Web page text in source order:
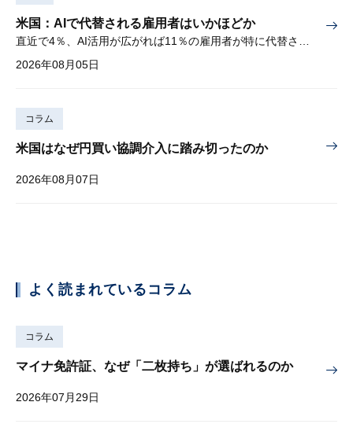
米国：AIで代替される雇用者はいかほどか
直近で4％、AI活用が広がれば11％の雇用者が特に代替されやすい
2026年08月05日
コラム
米国はなぜ円買い協調介入に踏み切ったのか
2026年08月07日
よく読まれているコラム
コラム
マイナ免許証、なぜ「二枚持ち」が選ばれるのか
2026年07月29日